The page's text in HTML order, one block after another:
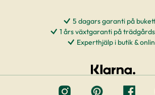
5 dagars garanti på
1 års växtgaranti på
Experthjälp i butik &